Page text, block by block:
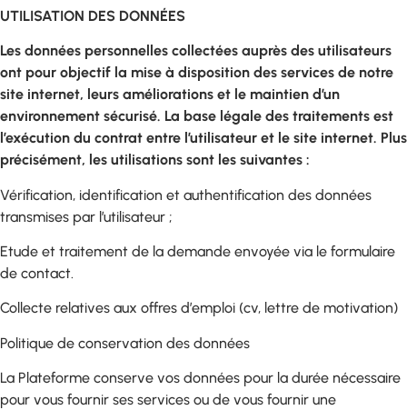
UTILISATION DES DONNÉES
Les données personnelles collectées auprès des utilisateurs
ont pour objectif la mise à disposition des services de notre
site internet, leurs améliorations et le maintien d’un
environnement sécurisé. La base légale des traitements est
l’exécution du contrat entre l’utilisateur et le site internet. Plus
précisément, les utilisations sont les suivantes :
Vérification, identification et authentification des données
transmises par l’utilisateur ;
Etude et traitement de la demande envoyée via le formulaire
de contact.
Collecte relatives aux offres d’emploi (cv, lettre de motivation)
Politique de conservation des données
La Plateforme conserve vos données pour la durée nécessaire
pour vous fournir ses services ou de vous fournir une